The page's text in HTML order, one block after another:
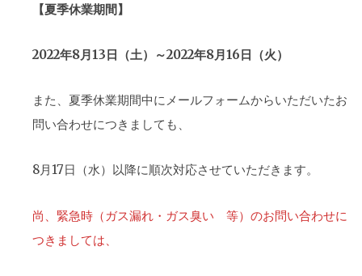
【夏季休業期間】
2022年8月13日（土）～2022年8月16日（火）
また、夏季休業期間中にメールフォームからいただいたお
問い合わせにつきましても、
8月17日（水）以降に順次対応させていただきます。
尚、緊急時（ガス漏れ・ガス臭い 等）のお問い合わせに
つきましては、